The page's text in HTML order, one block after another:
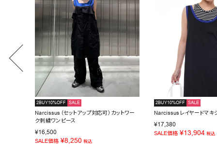
2BUY10%OFF SALE
Narcissus（セットアップ対応可）カットワー
ク刺繍ワンピース
¥16,500
SALE価格 ¥8,250 税込
2BUY10%OFF SALE
Narcissusレイヤードマキ
¥17,380
SALE価格 ¥13,904 税込